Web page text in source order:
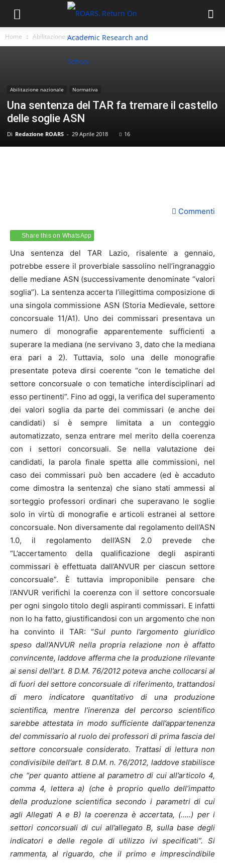
Home Abilitazione nazionale
Abilitazione nazionale Normativa
Una sentenza del TAR fa tremare il castello
delle soglie ASN
Di Redazione ROARS - 29 Aprile 2018 16
Commenti
Share this on WhatsApp
Una sentenza del TAR Lazio, risalente a gennaio,
potrebbe essere il proverbiale sassolino nell’ingranaggio
delle mediane ASN (successivamente denominate “valori
soglia”). La sentenza accerta l’illegittima composizione di
una singola commissione ASN (Storia Medievale, settore
concorsuale 11/A1). Uno dei commissari presentava un
numero di monografie apparentemente sufficienti a
superare la mediana (ne servivano 3, dato che la mediana
era pari a 2). Tuttavia, solo una delle monografie
presentate poteva dirsi coerente “con le tematiche del
settore concorsuale o con tematiche interdisciplinari ad
esso pertinenti”. Fino ad oggi, la verifica del superamento
dei valori soglia da parte dei commissari (e anche dei
candidati) si è sempre limitata a un conteggio
automatizzato, senza entrare mel merito della coerenza
con i settori concorsuali. Se nella valutazione dei
candidati, la parola finale spetta alle commissioni, nel
caso dei commissari può ben accadere (ed è accaduto
come dimostra la sentenza) che siano stati ammessi al
sorteggio professori ordinari che superavano le soglie
solo in virtù di monografie e articoli estranei al settore
concorsuale. Non diversamente dal regolamento dell’ASN
1.0, il regolamento dell’ASN 2.0 prevede che
“L’accertamento della qualificazione degli aspiranti
commissari è effettuata dall’ANVUR per ciascun settore
concorsuale”. È tuttavia improponibile pensare che
l’ANVUR verifichi la coerenza con il settore concorsuale
per ogni singolo titolo degli aspiranti commissari. E infatti
non lo ha fatto, giustificandosi con un argomento che non
ha convinto il TAR: “Sul punto l’argomento giuridico
speso dall’ANVUR nella propria relazione non è affatto
convincente, laddove afferma che la produzione rilevante
ai sensi dell’art. 8 D.M. 76/2012 poteva anche collocarsi al
di fuori del settore concorsuale di riferimento, trattandosi
di mero indicatore quantitativo di una produzione
scientifica, mentre l’inerenza del percorso scientifico
sarebbe attestata in modo sufficiente dall’appartenenza
del commissario al ruolo dei professori di prima fascia del
settore concorsuale considerato. Trattasi di lettura non
condivisibile dell’art. 8 D.M. n. 76/2012, laddove stabilisce
che “per quanto attiene al parametro di cui all’articolo 4,
comma 4, lettera a) (che è proprio quello dell’impatto
della produzione scientifica secondo i parametri di cui
agli Allegati A e B) la coerenza è accertata, (…..) per i
settori concorsuali di cui all’allegato B, sulla base degli
indicatori e delle regole di utilizzo ivi specificati”. Si
rammenta, al riguardo, che il primo e imprescindibile